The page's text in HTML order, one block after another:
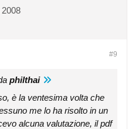
#9
philthai
è la ventesima volta che
me lo ha risolto in un
alcuna valutazione, il pdf